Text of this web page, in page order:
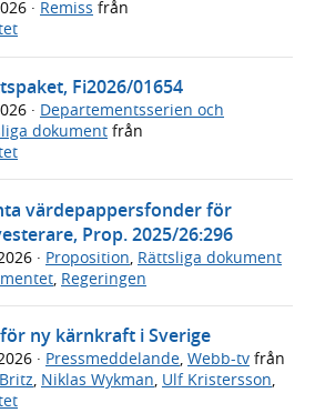
· Remiss från
Fi2026/01654
· Departementsserien och
dokument från
värdepappersfonder för
Prop. 2025/26:296
· Proposition Rättsliga dokument
Regeringen
ny kärnkraft i Sverige
· Pressmeddelande, Webb-tv från
, Niklas Wykman, Ulf Kristersson,